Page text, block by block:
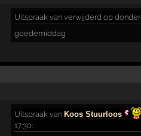
Uitspraak van verwijderd op
goedemiddag
Uitspraak vanKoos Stuurloos
17:30: